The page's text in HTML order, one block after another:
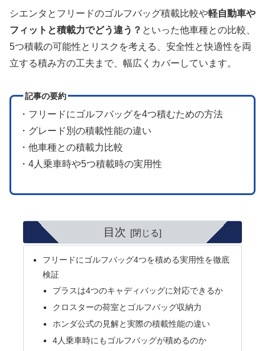
シエンタとフリードのゴルフバッグ積載比較や軽自動車や
フィットと積載力でどう違う？ といった他車種との比較、
5つ積載の可能性とリスクを考える、安全性と快適性を両
立する積み方の工夫まで、幅広くカバーしています。
記事の要約
・フリードにゴルフバッグを4つ積むための方法
・グレード別の積載性能の違い
・他車種との積載力比較
・4人乗車時や5つ積載時の実用性
目次
フリードにゴルフバッグ4つを積める実用性を徹底
検証
プラスは4つのキャディバッグに対応できるか
クロスターの荷室とゴルフバッグ収納力
ホンダ公式の見解と実際の積載性能の違い
4人乗車時にもゴルフバッグが積めるのか